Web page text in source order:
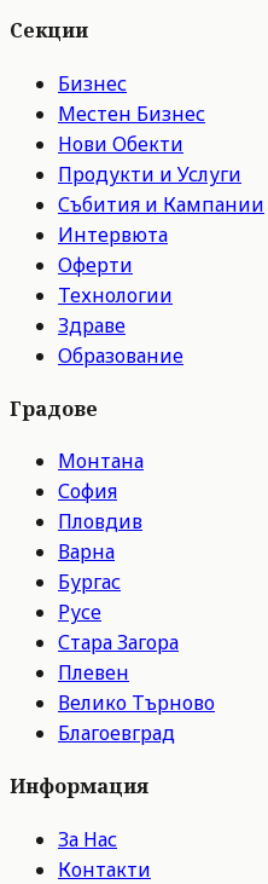
Секции
Бизнес
Местен Бизнес
Нови Обекти
Продукти и Услуги
Събития и Кампании
Интервюта
Оферти
Технологии
Здраве
Образование
Градове
Монтана
София
Пловдив
Варна
Бургас
Русе
Стара Загора
Плевен
Велико Търново
Благоевград
Информация
За Нас
Контакти